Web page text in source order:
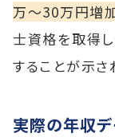
万～30万円増
士資格を取得
することが示さ
実際の年収